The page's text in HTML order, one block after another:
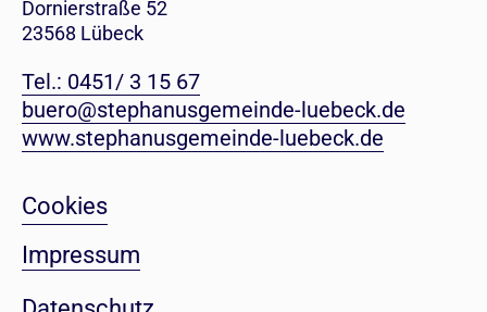
Dornierstraße 52
23568 Lübeck
Tel.: 0451/ 3 15 67
buero@stephanusgemeinde-luebeck.de
www.stephanusgemeinde-luebeck.de
Cookies
Impressum